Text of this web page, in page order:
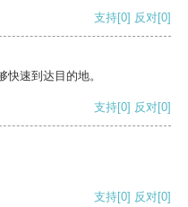
支持[0] 反对[0]
速到达目的地。
支持[0] 反对[0]
支持[0] 反对[0]